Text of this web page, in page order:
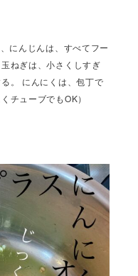
にんじんは、すべてフー
ねぎは、小さくしすぎ
。 にんにくは、包丁で
チューブでもOK）